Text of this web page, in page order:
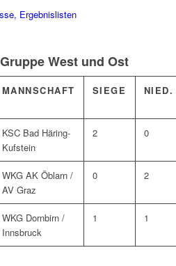
Ergebnislisten
West und Ost
MANNSCHAFT SIEGE NIED.
KSC Bad Häring-
Kufstein
2 0
WKG AK Öblarn /
AV Graz
0 2
WKG Dornbirn /
Innsbruck
1 1